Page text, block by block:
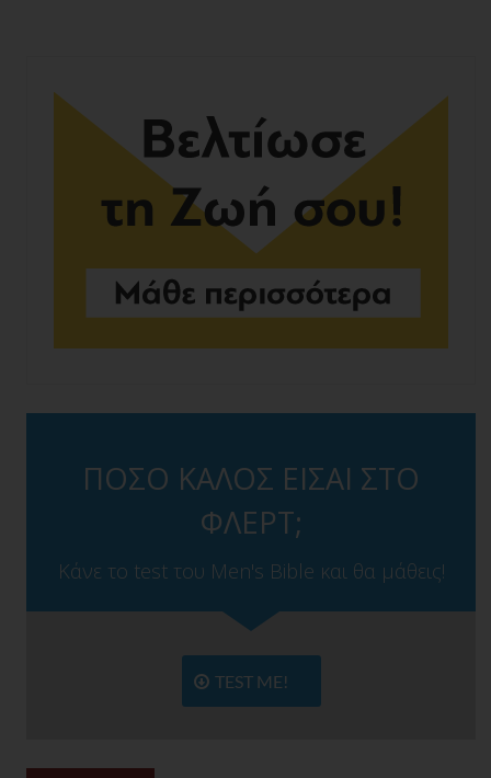
ΠΟΣΟ ΚΑΛΟΣ ΕΙΣΑΙ ΣΤΟ
ΦΛΕΡΤ;
Κάνε το test του Men's Bible και θα μάθεις!
TEST ME!